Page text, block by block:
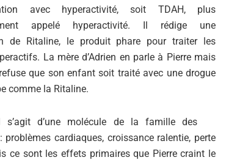
avec hyperactivité, soit TDAH, plus
appelé hyperactivité. Il rédige une
de Ritaline, le produit phare pour traiter les
La mère d’Adrien en parle à Pierre mais
que son enfant soit traité avec une drogue
comme la Ritaline.
d’une molécule de la famille des
cardiaques, croissance ralentie, perte
ce sont les effets primaires que Pierre craint le